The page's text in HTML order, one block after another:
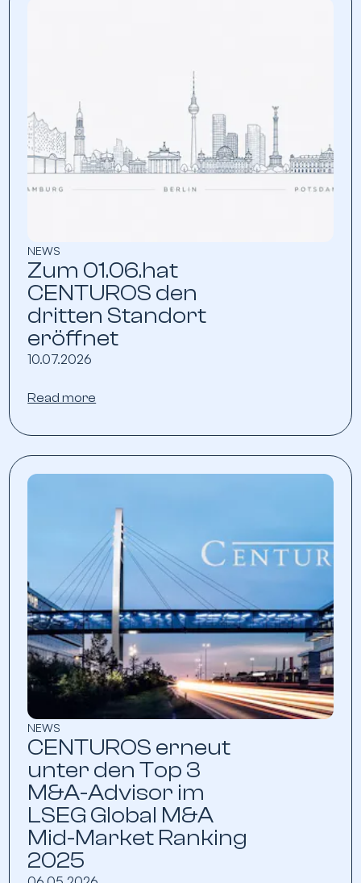
NEWS
Zum 01.06.hat
CENTUROS den
dritten Standort
eröffnet
10.07.2026
Read more
NEWS
CENTUROS erneut
unter den Top 3
M&A-Advisor im
LSEG Global M&A
Mid-Market Ranking
2025